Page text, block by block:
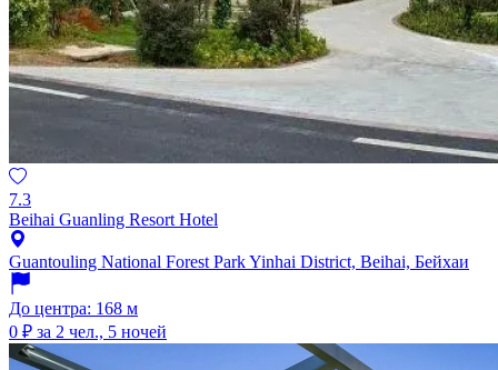
7.3
Beihai Guanling Resort Hotel
Guantouling National Forest Park Yinhai District, Beihai, Бейхаи
До центра: 168 м
0 ₽ за 2 чел., 5 ночей